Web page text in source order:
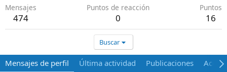
Mensajes
474
Puntos de reacción
0
Puntos
16
Buscar
Mensajes de perfil Última actividad Publicaciones Acerca